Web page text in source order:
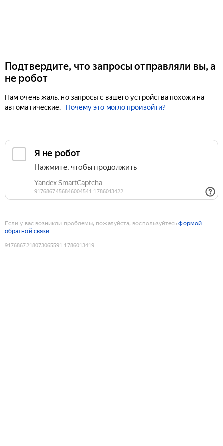
Подтвердите, что запросы отправляли вы, а
не робот
Нам очень жаль, но запросы с вашего устройства похожи на
автоматические.
Почему это могло произойти?
Если у вас возникли проблемы, пожалуйста, воспользуйтесьформой
обратной связи
9176867218073065591 :1786013419